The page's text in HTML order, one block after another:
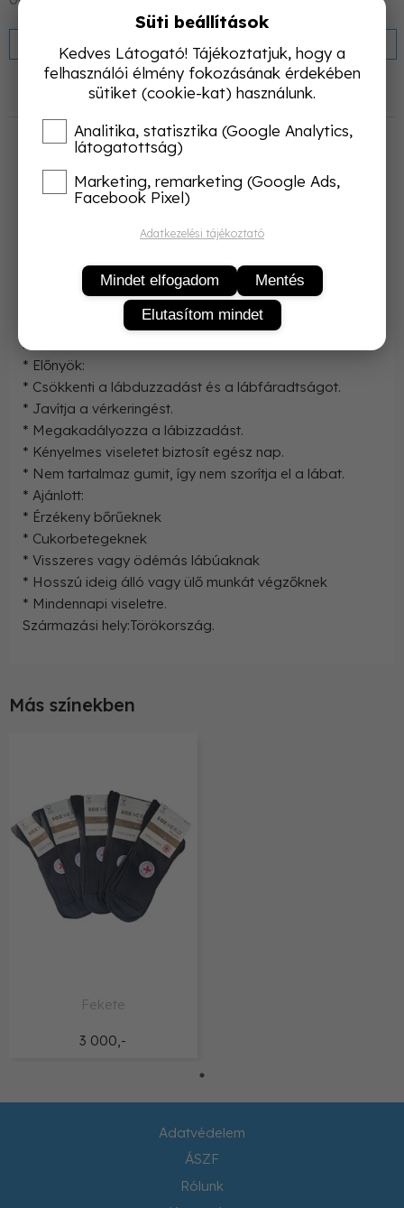
KOSÁRBA
Termékleírás
A 100% pamut, bordás, gumi nélküli gyógyzokni:
Tulajdonságok:
* Anyag: 100% fésült pamut, amely puha, légáteresztő
így ideális választás érzékeny bőrűeknek,
cukorbetegeknek, visszeres vagy ödémás lábúaknak.
* Bordás kötés, amely enyhe tartást biztosít a
lábszárnak.
* Előnyök:
* Csökkenti a lábduzzadást és a lábfáradtságot.
* Javítja a vérkeringést.
* Megakadályozza a lábizzadást.
* Kényelmes viseletet biztosít egész nap.
* Nem tartalmaz gumit, így nem szorítja el a lábat.
* Ajánlott:
* Érzékeny bőrűeknek
* Cukorbetegeknek
* Visszeres vagy ödémás lábúaknak
* Hosszú ideig álló vagy ülő munkát végzőknek
* Mindennapi viseletre.
Származási hely:Törökország.
Más színekben
3 000,-
Fekete
Adatvédelem
ÁSZF
Rólunk
Süti beállítások
Kedves Látogató! Tájékoztatjuk, hogy a
felhasználói élmény fokozásának érdekében
sütiket (cookie-kat) használunk.
Analitika, statisztika (Google Analytics,
látogatottság)
Marketing, remarketing (Google Ads,
Facebook Pixel)
Adatkezelési tájékoztató
Mindet elfogadom
Mentés
Elutasítom mindet